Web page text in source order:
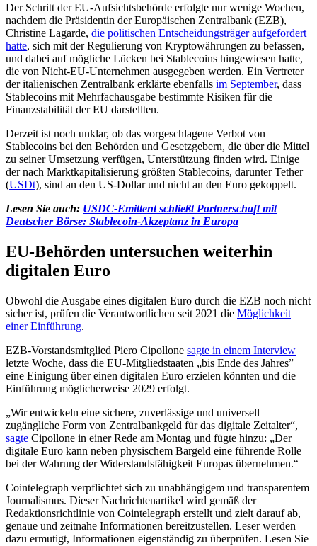
Der Schritt der EU-Aufsichtsbehörde erfolgte nur wenige Wochen,
nachdem die Präsidentin der Europäischen Zentralbank (EZB),
Christine Lagarde, die politischen Entscheidungsträger aufgefordert
hatte, sich mit der Regulierung von Kryptowährungen zu befassen,
und dabei auf mögliche Lücken bei Stablecoins hingewiesen hatte,
die von Nicht-EU-Unternehmen ausgegeben werden. Ein Vertreter
der italienischen Zentralbank erklärte ebenfalls im September, dass
Stablecoins mit Mehrfachausgabe bestimmte Risiken für die
Finanzstabilität der EU darstellten.
Derzeit ist noch unklar, ob das vorgeschlagene Verbot von
Stablecoins bei den Behörden und Gesetzgebern, die über die Mittel
zu seiner Umsetzung verfügen, Unterstützung finden wird. Einige
der nach Marktkapitalisierung größten Stablecoins, darunter Tether
(USDt), sind an den US-Dollar und nicht an den Euro gekoppelt.
Lesen Sie auch: USDC-Emittent schließt Partnerschaft mit
Deutscher Börse: Stablecoin-Akzeptanz in Europa
EU-Behörden untersuchen weiterhin
digitalen Euro
Obwohl die Ausgabe eines digitalen Euro durch die EZB noch nicht
sicher ist, prüfen die Verantwortlichen seit 2021 die Möglichkeit
einer Einführung.
EZB-Vorstandsmitglied Piero Cipollone sagte in einem Interview
letzte Woche, dass die EU-Mitgliedstaaten „bis Ende des Jahres”
eine Einigung über einen digitalen Euro erzielen könnten und die
Einführung möglicherweise 2029 erfolgt.
„Wir entwickeln eine sichere, zuverlässige und universell
zugängliche Form von Zentralbankgeld für das digitale Zeitalter“,
sagte Cipollone in einer Rede am Montag und fügte hinzu: „Der
digitale Euro kann neben physischem Bargeld eine führende Rolle
bei der Wahrung der Widerstandsfähigkeit Europas übernehmen.“
Cointelegraph verpflichtet sich zu unabhängigem und transparentem
Journalismus. Dieser Nachrichtenartikel wird gemäß der
Redaktionsrichtlinie von Cointelegraph erstellt und zielt darauf ab,
genaue und zeitnahe Informationen bereitzustellen. Leser werden
dazu ermutigt, Informationen eigenständig zu überprüfen. Lesen Sie